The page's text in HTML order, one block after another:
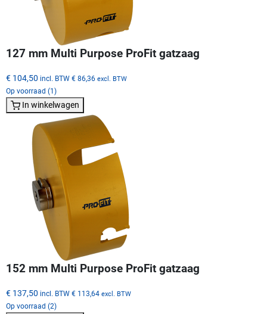
127 mm Multi Purpose ProFit gatzaag
€ 104,50 incl. BTW € 86,36 excl. BTW
Op voorraad (1)
In winkelwagen
152 mm Multi Purpose ProFit gatzaag
€ 137,50 incl. BTW € 113,64 excl. BTW
Op voorraad (2)